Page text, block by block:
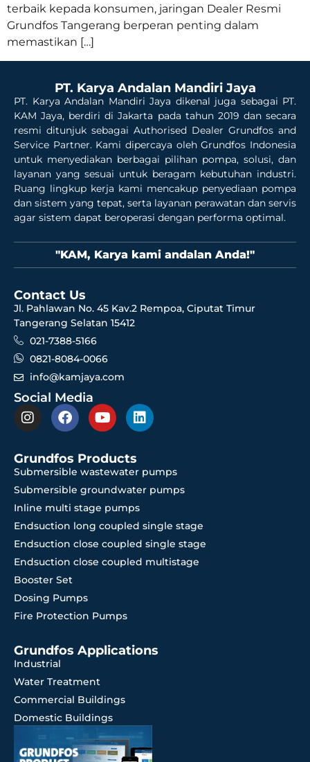
terbaik kepada konsumen, jaringan Dealer Resmi
Grundfos Tangerang berperan penting dalam
memastikan […]
PT. Karya Andalan Mandiri Jaya
PT. Karya Andalan Mandiri Jaya dikenal juga sebagai PT.
KAM Jaya, berdiri di Jakarta pada tahun 2019 dan secara
resmi ditunjuk sebagai Authorised Dealer Grundfos and
Service Partner. Kami dipercaya oleh Grundfos Indonesia
untuk menyediakan berbagai pilihan pompa, solusi, dan
layanan yang sesuai untuk beragam kebutuhan industri.
Ruang lingkup kerja kami mencakup penyediaan pompa
dan sistem yang tepat, serta layanan perawatan dan servis
agar sistem dapat beroperasi dengan performa optimal.
"KAM, Karya kami andalan Anda!"
Contact Us
Jl. Pahlawan No. 45 Kav.2 Rempoa, Ciputat Timur
Tangerang Selatan 15412
021-7388-5166
0821-8084-0066
info@kamjaya.com
Social Media
Grundfos Products
Submersible wastewater pumps
Submersible groundwater pumps
Inline multi stage pumps
Endsuction long coupled single stage
Endsuction close coupled single stage
Endsuction close coupled multistage
Booster Set
Dosing Pumps
Fire Protection Pumps
Grundfos Applications
Industrial
Water Treatment
Commercial Buildings
Domestic Buildings